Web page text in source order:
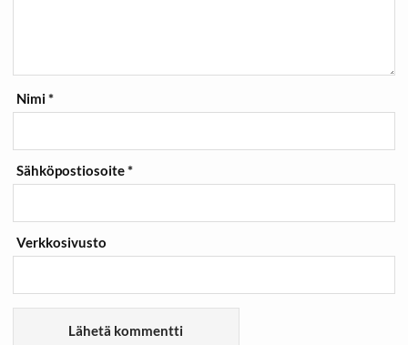
Nimi*
Sähköpostiosoite*
Verkkosivusto